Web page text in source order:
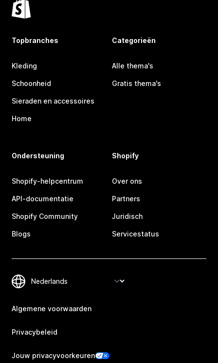
Topbranches
Kleding
Schoonheid
Sieraden en accessoires
Home
Categorieën
Alle thema's
Gratis thema's
Ondersteuning
Shopify-helpcentrum
API-documentatie
Shopify Community
Blogs
Shopify
Over ons
Partners
Juridisch
Servicestatus
Algemene voorwaarden
Privacybeleid
Jouw privacyvoorkeuren